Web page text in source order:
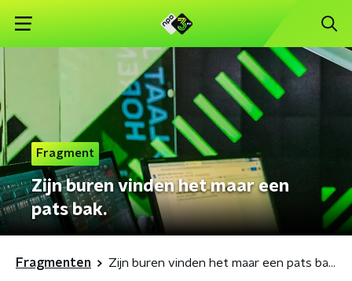
Fragment
Zijn buren vinden het maar een
pats bak.
Fragmenten Zijn buren vinden het maar een pats bak.